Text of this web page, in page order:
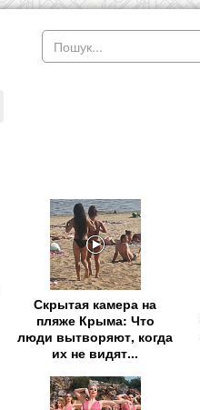
Скрытая камера на
пляже Крыма: Что
люди вытворяют, когда
их не видят...